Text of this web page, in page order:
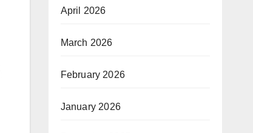
April 2026
March 2026
February 2026
January 2026